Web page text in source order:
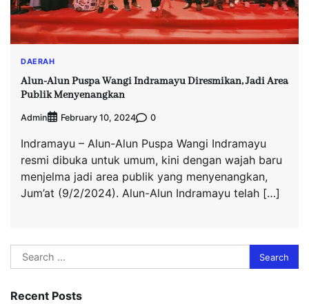
DAERAH
Alun-Alun Puspa Wangi Indramayu Diresmikan, Jadi Area
Publik Menyenangkan
Admin February 10, 2024 0
Indramayu – Alun-Alun Puspa Wangi Indramayu
resmi dibuka untuk umum, kini dengan wajah baru
menjelma jadi area publik yang menyenangkan,
Jum’at (9/2/2024). Alun-Alun Indramayu telah […]
Search
for:
Recent Posts